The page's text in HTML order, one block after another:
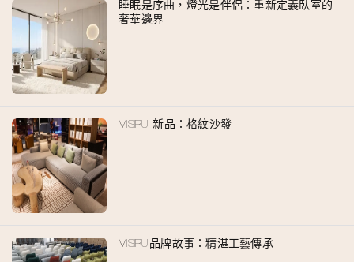
睡眠是序曲，燈光是伴侶：重新定義臥室的
奢華邊界
MISIRUI 新品：格紋沙發
MISIRUI品牌故事：精湛工藝傳承